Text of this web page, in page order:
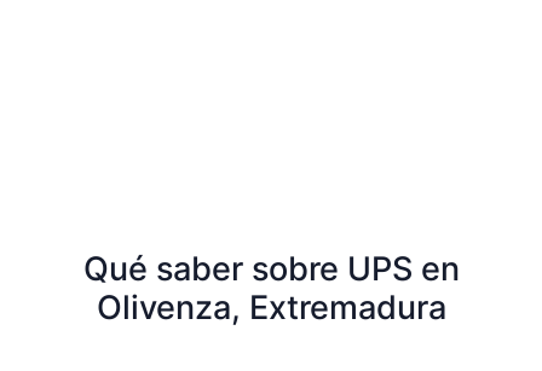
Qué saber sobre UPS en
Olivenza, Extremadura